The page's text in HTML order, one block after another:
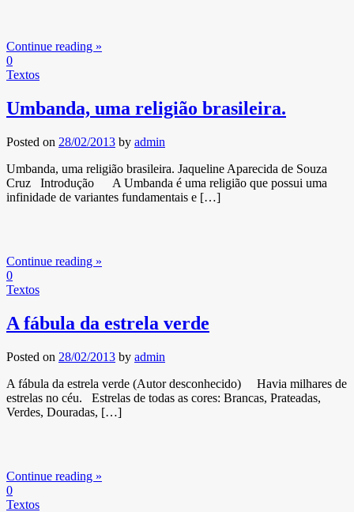
Continue reading »
0
Textos
Umbanda, uma religião brasileira.
Posted on 28/02/2013 by admin
Umbanda, uma religião brasileira. Jaqueline Aparecida de Souza
Cruz Introdução A Umbanda é uma religião que possui uma
infinidade de variantes fundamentais e […]
Continue reading »
0
Textos
A fábula da estrela verde
Posted on 28/02/2013 by admin
A fábula da estrela verde (Autor desconhecido) Havia milhares de
estrelas no céu. Estrelas de todas as cores: Brancas, Prateadas,
Verdes, Douradas, […]
Continue reading »
0
Textos